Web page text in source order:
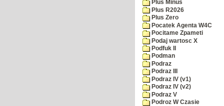
Plus Minus
Plus R2026
Plus Zero
Pocatek Agenta W4C
Pocitame Zpameti
Podaj wartosc X
Podfuk II
Podman
Podraz
Podraz III
Podraz IV (v1)
Podraz IV (v2)
Podraz V
Podroz W Czasie